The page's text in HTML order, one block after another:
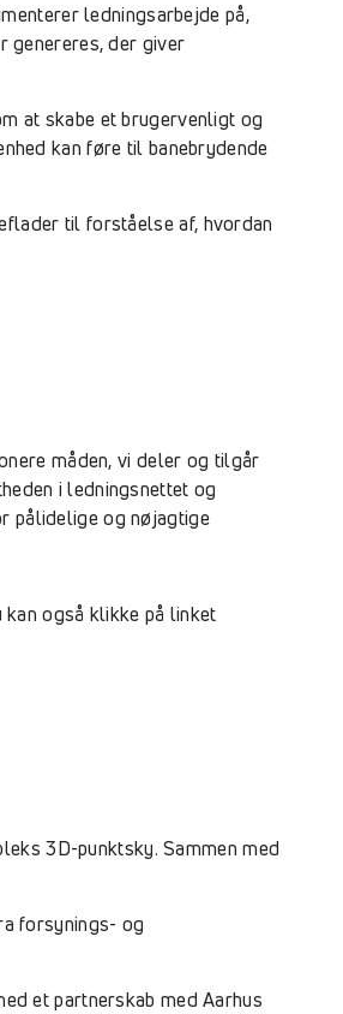
ledningsarbejde på,
genereres, der giver
at skabe et brugervenligt og
kan føre til banebrydende
til forståelse af, hvordan
måden, vi deler og tilgår
i ledningsnettet og
pålidelige og nøjagtige
også klikke på linket
3D-punktsky. Sammen med
forsynings- og
et partnerskab med Aarhus